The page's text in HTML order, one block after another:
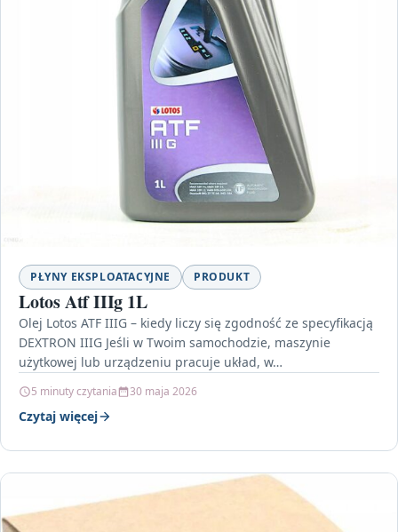
PŁYNY EKSPLOATACYJNE PRODUKT
Lotos Atf IIIg 1L
Olej Lotos ATF IIIG – kiedy liczy się zgodność ze specyfikacją
DEXTRON IIIG Jeśli w Twoim samochodzie, maszynie
użytkowej lub urządzeniu pracuje układ, w…
5 minuty czytania 30 maja 2026
Czytaj więcej